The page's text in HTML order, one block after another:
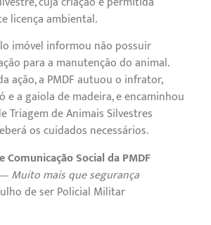
licença ambiental.
imóvel informou não possuir
para a manutenção do animal.
ação, a PMDF autuou o infrator,
e a gaiola de madeira, e encaminhou
Triagem de Animais Silvestres
os cuidados necessários.
Comunicação Social da PMDF
Muito mais que segurança
de ser Policial Militar